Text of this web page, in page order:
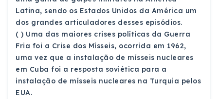
Latina, sendo os Estados Unidos da América um
dos grandes articuladores desses episódios.
( ) Uma das maiores crises políticas da Guerra
Fria foi a Crise dos Mísseis, ocorrida em 1962,
uma vez que a instalação de mísseis nucleares
em Cuba foi a resposta soviética para a
instalação de mísseis nucleares na Turquia pelos
EUA.